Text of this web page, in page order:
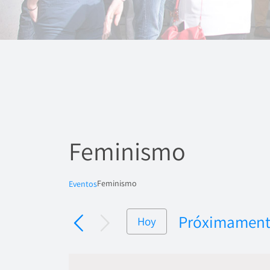
Feminismo
EventosFeminismo
Hoy